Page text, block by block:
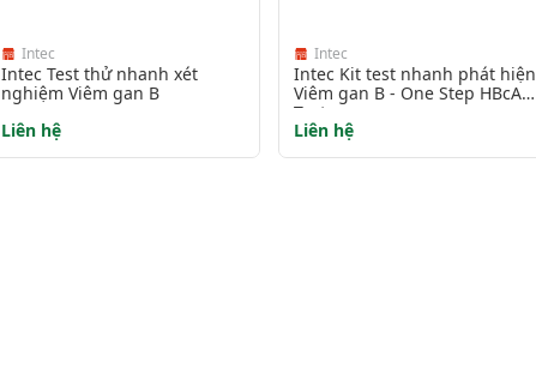
Intec
Intec Test thử nhanh xét
nghiệm Viêm gan B
Liên hệ
Intec
Intec Kit test nhanh phát hiện
Viêm gan B - One Step HBcAb
Test
Liên hệ